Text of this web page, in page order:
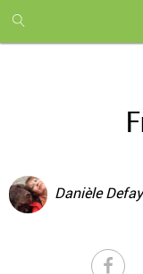
month
free
Danièle Defay